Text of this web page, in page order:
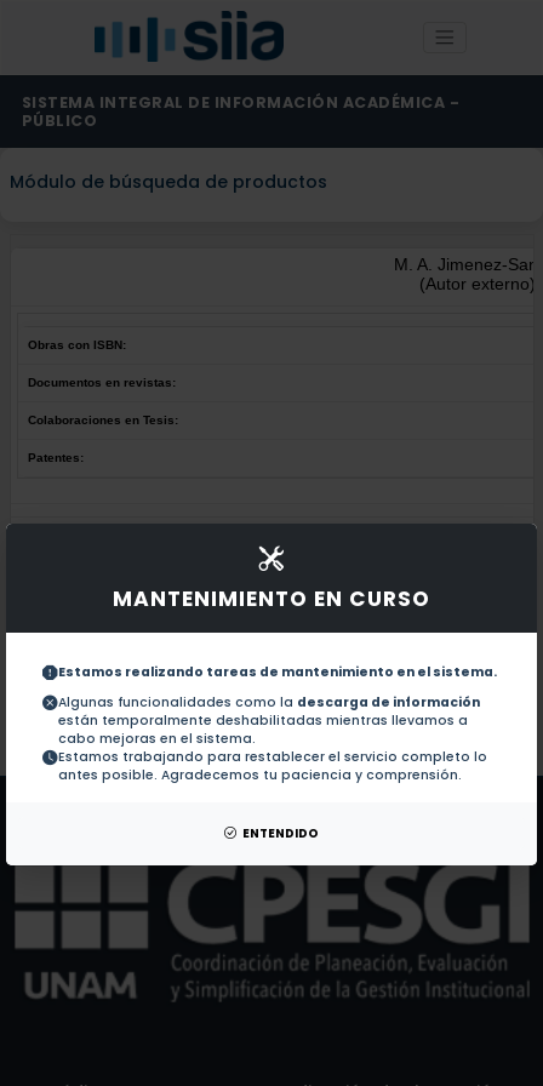
MANTENIMIENTO EN CURSO
Estamos realizando tareas de mantenimiento en el sistema.
Algunas funcionalidades como la descarga de información
están temporalmente deshabilitadas mientras llevamos a
cabo mejoras en el sistema.
Estamos trabajando para restablecer el servicio completo lo
antes posible. Agradecemos tu paciencia y comprensión.
ENTENDIDO
SISTEMA INTEGRAL DE INFORMACIÓN ACADÉMICA -
PÚBLICO
Módulo de búsqueda de productos
M. A. Jimenez-
(Autor externo)
Obras con ISBN:
Documentos en revistas:
Colaboraciones en Tesis:
Patentes:
Colaboraciones en Tesis: No hay tesis de este autor.
Patentes: No hay patentes de este autor.